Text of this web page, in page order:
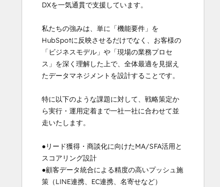
DXを一気通貫で支援しています。
私たちの強みは、単に「機能要件」を
HubSpotに反映させるだけでなく、お客様の
「ビジネスモデル」や「現場の業務プロセ
ス」を深く理解した上で、全体最適を見据え
たデータマネジメントを設計することです。
特に以下のような課題に対して、戦略策定か
ら実行・運用定着まで一社一社に合わせて並
走いたします。
●リード獲得・商談化に向けたMA/SFA活用と
スコアリング設計
●顧客データ統合による精度の高いプッシュ施
策（LINE連携、EC連携、名寄せなど）